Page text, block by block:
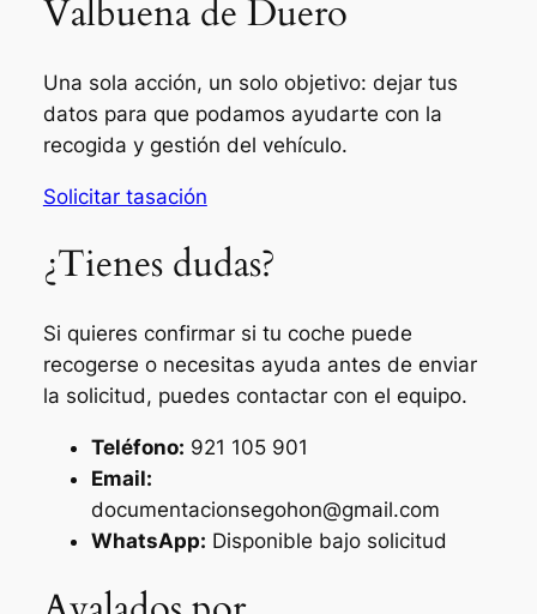
Valbuena de Duero
Una sola acción, un solo objetivo: dejar tus
datos para que podamos ayudarte con la
recogida y gestión del vehículo.
Solicitar tasación
¿Tienes dudas?
Si quieres confirmar si tu coche puede
recogerse o necesitas ayuda antes de enviar
la solicitud, puedes contactar con el equipo.
Teléfono: 921 105 901
Email:
documentacionsegohon@gmail.com
WhatsApp: Disponible bajo solicitud